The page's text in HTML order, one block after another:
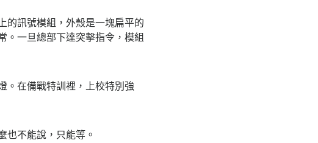
訊號模組，外殼是一塊扁平的
。一旦總部下達突擊指令，模組
在備戰特訓裡，上校特別強
不能說，只能等。